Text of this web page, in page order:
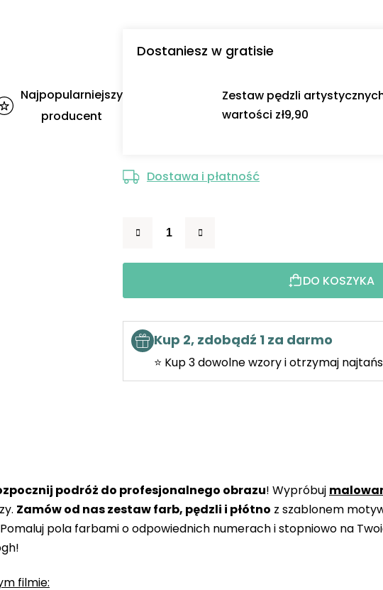
Dostaniesz w gratisie
Zestaw pędzli
wartości zł9,90
Dostawa i płatność
DO KOSZYKA
Kup 2, zdobądź 1 za darmo
⭐ Kup 3 dowolne wzory i otrzymaj
Najpopularniejszy
producent
podróż do profesjonalnego obrazu! Wypróbuj
Zamów od nas zestaw farb, pędzli i płótno z szablonem
pola farbami o odpowiednich numerach i stopniowo na
filmie: